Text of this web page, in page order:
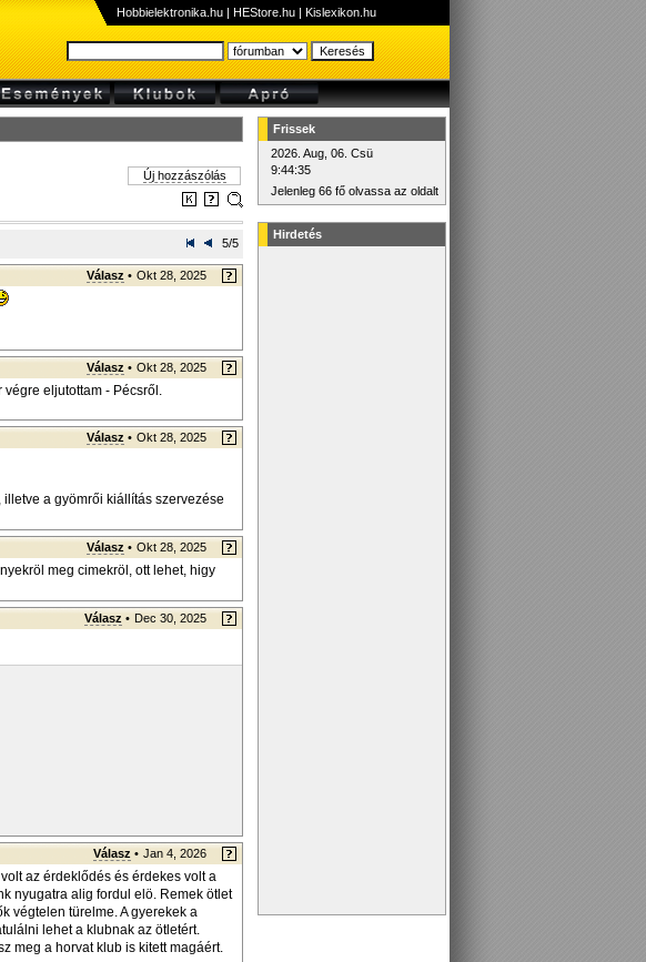
Hobbielektronika.hu | HEStore.hu | Kislexikon.hu
Új hozzászólás
5/5
Válasz • Okt 28, 2025
Válasz • Okt 28, 2025
eljutottam - Pécsről.
Válasz • Okt 28, 2025
a gyömrői kiállítás szervezése
Válasz • Okt 28, 2025
meg cimekröl, ott lehet, higy
Válasz • Dec 30, 2025
Válasz • Jan 4, 2026
az érdeklődés és érdekes volt a
nyugatra alig fordul elö. Remek ötlet
végtelen türelme. A gyerekek a
lehet a klubnak az ötletért.
meg a horvat klub is kitett magáért.
Frissek
2026. Aug, 06. Csü
9:44:35
Jelenleg 66 fő olvassa az oldalt
Hirdetés